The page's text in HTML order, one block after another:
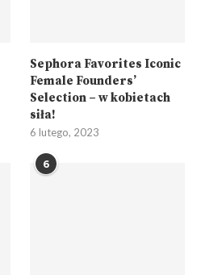
Sephora Favorites Iconic
Female Founders’
Selection – w kobietach
siła!
6 lutego, 2023
6